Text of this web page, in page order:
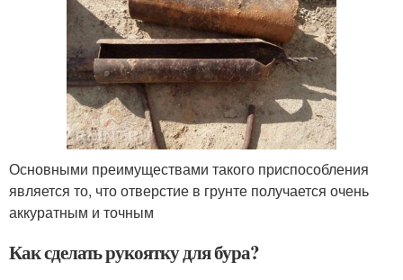
Основными преимуществами такого приспособления
является то, что отверстие в грунте получается очень
аккуратным и точным
Как сделать рукоятку для бура?